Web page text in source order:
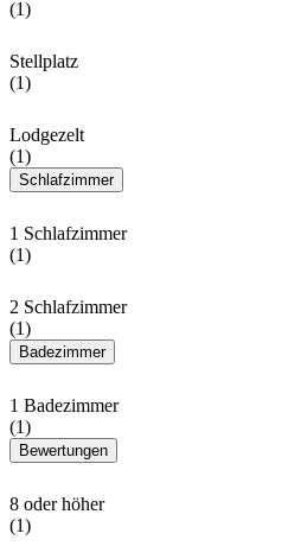
(1)
Stellplatz
(1)
Lodgezelt
(1)
Schlafzimmer
1 Schlafzimmer
(1)
2 Schlafzimmer
(1)
Badezimmer
1 Badezimmer
(1)
Bewertungen
8 oder höher
(1)